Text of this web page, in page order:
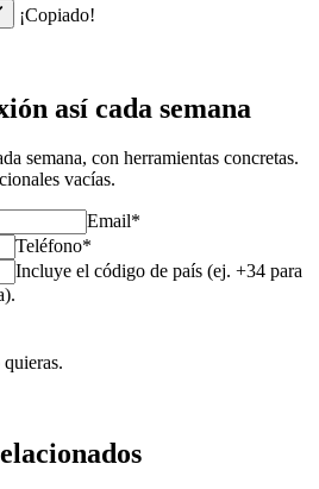
¡Copiado!
así cada semana
semana, con herramientas concretas.
vacías.
Email*
Teléfono*
Incluye el código de país (ej. +34 para